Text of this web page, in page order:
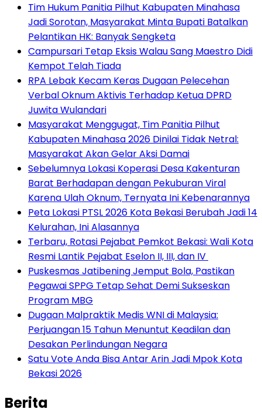
Tim Hukum Panitia Pilhut Kabupaten Minahasa
Jadi Sorotan, Masyarakat Minta Bupati Batalkan
Pelantikan HK: Banyak Sengketa
Campursari Tetap Eksis Walau Sang Maestro Didi
Kempot Telah Tiada
RPA Lebak Kecam Keras Dugaan Pelecehan
Verbal Oknum Aktivis Terhadap Ketua DPRD
Juwita Wulandari
Masyarakat Menggugat, Tim Panitia Pilhut
Kabupaten Minahasa 2026 Dinilai Tidak Netral:
Masyarakat Akan Gelar Aksi Damai
Sebelumnya Lokasi Koperasi Desa Kakenturan
Barat Berhadapan dengan Pekuburan Viral
Karena Ulah Oknum, Ternyata Ini Kebenarannya
Peta Lokasi PTSL 2026 Kota Bekasi Berubah Jadi 14
Kelurahan, Ini Alasannya
‎Terbaru, Rotasi Pejabat Pemkot Bekasi: Wali Kota
Resmi Lantik Pejabat Eselon II, III, dan IV ‎
Puskesmas Jatibening Jemput Bola, Pastikan
Pegawai SPPG Tetap Sehat Demi Sukseskan
Program MBG
‎Dugaan Malpraktik Medis WNI di Malaysia:
Perjuangan 15 Tahun Menuntut Keadilan dan
Desakan Perlindungan Negara
Satu Vote Anda Bisa Antar Arin Jadi Mpok Kota
Bekasi 2026
Berita